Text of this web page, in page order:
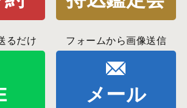
るだけ フォームから画像送信
メール